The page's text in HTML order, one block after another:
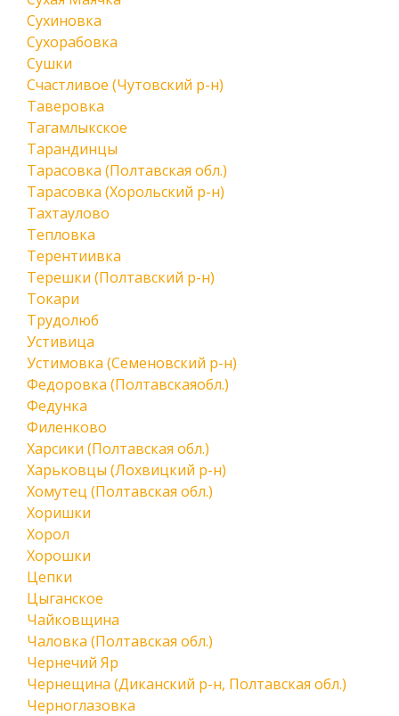
Сухиновка
Сухорабовка
Сушки
Счастливое (Чутовский р-н)
Таверовка
Тагамлыкское
Тарандинцы
Тарасовка (Полтавская обл.)
Тарасовка (Хорольский р-н)
Тахтаулово
Тепловка
Терентиивка
Терешки (Полтавский р-н)
Токари
Трудолюб
Устивица
Устимовка (Семеновский р-н)
Федоровка (Полтавскаяобл.)
Федунка
Филенково
Харсики (Полтавская обл.)
Харьковцы (Лохвицкий р-н)
Хомутец (Полтавская обл.)
Хоришки
Хорол
Хорошки
Цепки
Цыганское
Чайковщина
Чаловка (Полтавская обл.)
Чернечий Яр
Чернещина (Диканский р-н, Полтавская обл.)
Черноглазовка